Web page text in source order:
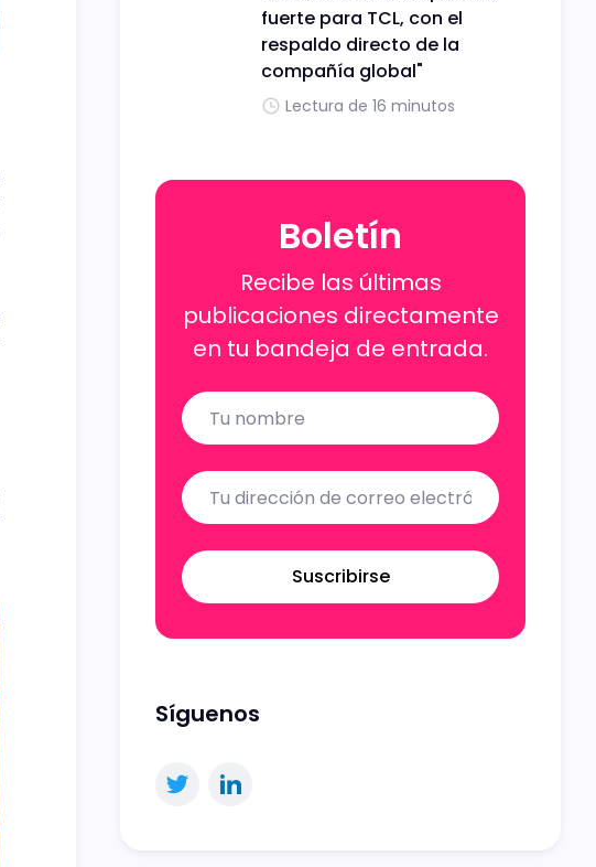
fuerte para TCL, con el
respaldo directo de la
compañía global"
Lectura de 16 minutos
Boletín
Recibe las últimas
publicaciones directamente
en tu bandeja de entrada.
Name
Email
Suscribirse
Síguenos